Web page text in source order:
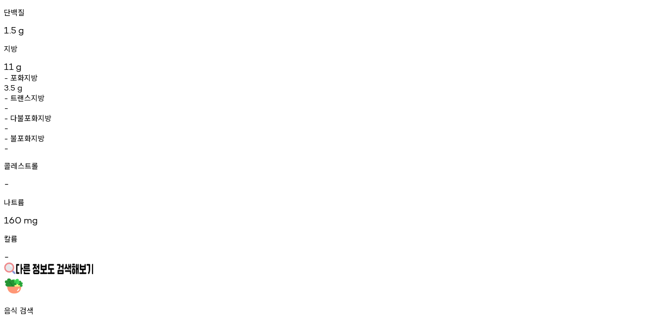
단백질
1.5 g
지방
11 g
- 포화지방
3.5 g
- 트랜스지방
-
- 다불포화지방
-
- 불포화지방
-
콜레스트롤
-
나트륨
160 mg
칼륨
-
음식 검색